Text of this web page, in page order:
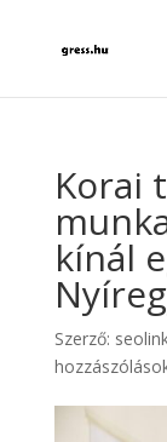
Korai
kínál
Szerző: